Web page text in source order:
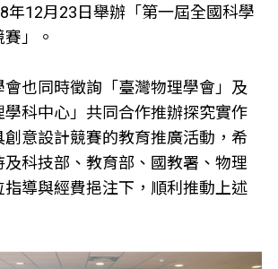
年12月23日舉辦「第一屆全國科學
」。
會也同時徵詢「臺灣物理學會」及
學科中心」共同合作推辦探究實作
創意設計競賽的教育推廣活動，希
及科技部、教育部、國教署、物理
導與經費挹注下，順利推動上述